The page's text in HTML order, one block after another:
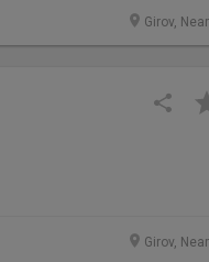
Girov,
Girov,